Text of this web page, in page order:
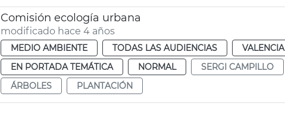
Comisión ecología urbana
modificado hace 4 años
MEDIO AMBIENTE TODAS LAS AUDIENCIAS VALENCIA
EN PORTADA TEMÁTICA
NORMAL SERGI CAMPILLO
ÁRBOLES
PLANTACIÓN